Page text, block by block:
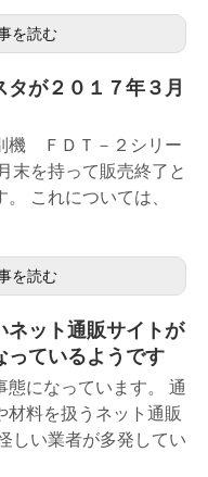
を読む
が２０１７年３月
機 ＦＤＴ－２シリー
末を持って販売終了と
これについては、
を読む
ネット通販サイトが
っているようです
態になっています。 通
材料を扱うネット通販
しい業者が多発してい